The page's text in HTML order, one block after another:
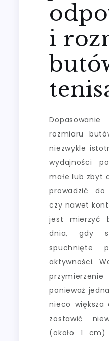
i
rozmiaru
niezwykle
wydajności
małe lub zbyt
prowadzić
czy nawet
jest mierzyć
dnia, gdy
spuchnięte
aktywności.
ponieważ
nieco większa
zostawić
(około 1